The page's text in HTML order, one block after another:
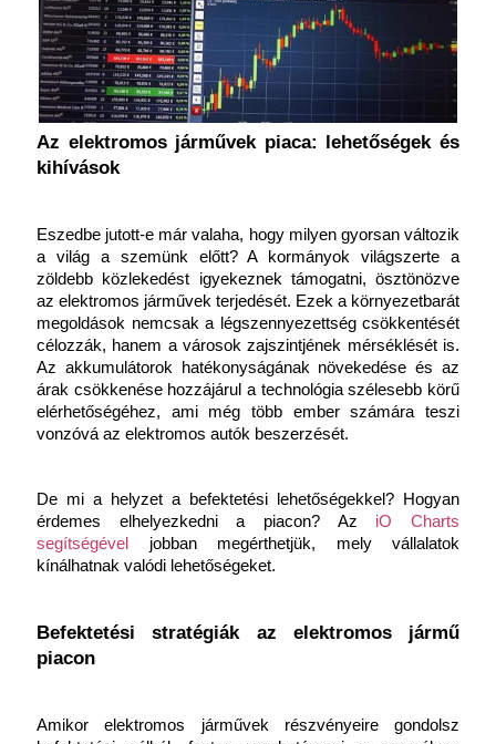
Az elektromos járművek piaca: lehetőségek és
kihívások
Eszedbe jutott-e már valaha, hogy milyen gyorsan változik
a világ a szemünk előtt? A kormányok világszerte a
zöldebb közlekedést igyekeznek támogatni, ösztönözve
az elektromos járművek terjedését. Ezek a környezetbarát
megoldások nemcsak a légszennyezettség csökkentését
célozzák, hanem a városok zajszintjének mérséklését is.
Az akkumulátorok hatékonyságának növekedése és az
árak csökkenése hozzájárul a technológia szélesebb körű
elérhetőségéhez, ami még több ember számára teszi
vonzóvá az elektromos autók beszerzését.
De mi a helyzet a befektetési lehetőségekkel? Hogyan
érdemes elhelyezkedni a piacon? Az iO Charts
segítségével
jobban megérthetjük, mely vállalatok
kínálhatnak valódi lehetőségeket.
Befektetési stratégiák az elektromos jármű
piacon
Amikor elektromos járművek részvényeire gondolsz